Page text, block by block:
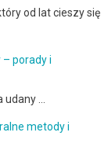
od lat cieszy się
porady i
…
metody i